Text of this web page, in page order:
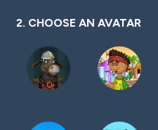
2. CHOOSE AN AVATAR